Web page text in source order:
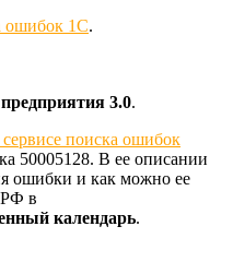
ошибок 1С.
3.0.
поиска ошибок
50005128. В ее описании
ошибки и как можно ее
РФ в
календарь.